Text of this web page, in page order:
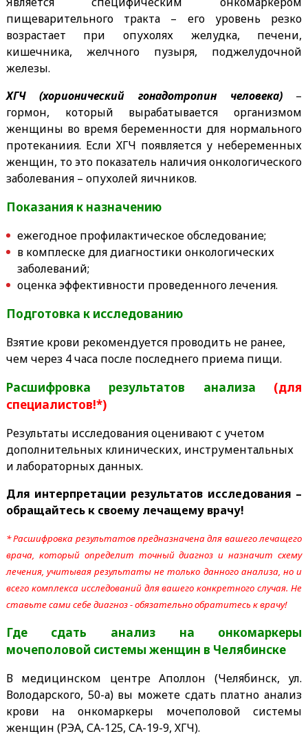
пищеварительного тракта – его уровень резко
возрастает при опухолях желудка, печени,
кишечника, желчного пузыря, поджелудочной
железы.
ХГЧ (хорионический гонадотропин человека)–
гормон, который вырабатывается организмом
женщины во время беременности для нормального
протеканиия. Если ХГЧ появляется у небеременных
женщин, то это показатель наличия онкологического
заболевания – опухолей яичников.
Показания к назначению
ежегодное профилактическое обследование;
в комплеске для диагностики онкологических
заболеваний;
оценка эффективности проведенного лечения.
Подготовка к исследованию
Взятие крови рекомендуется проводить не ранее,
чем через 4 часа после последнего приема пищи.
Расшифровка результатов анализа (для
специалистов!*)
Результаты исследования оценивают с учетом
дополнительных клинических, инструментальных
и лабораторных данных.
Для интерпретации результатов исследования –
обращайтесь к своему лечащему врачу!
* Расшифровка результатов предназначена для вашего лечащего
врача, который определит точный диагноз и назначит схему
лечения, учитывая результаты не только данного анализа, но и
всего комплекса исследований для вашего конкретного случая. Не
ставьте сами себе диагноз - обязательно обратитесь к врачу!
Где сдать анализ на онкомаркеры
мочеполовой системы женщин в Челябинске
В медицинском центре Аполлон (Челябинск, ул.
Володарского, 50-а) вы можете сдать платно анализ
крови на онкомаркеры мочеполовой системы
женщин (РЭА, СА-125, СА-19-9, ХГЧ).